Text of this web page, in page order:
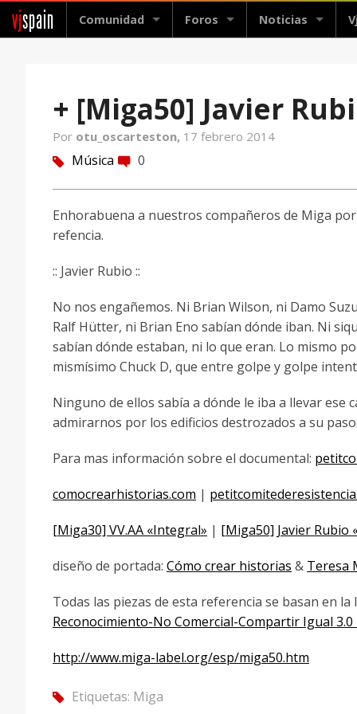
vjspain Comunidad Foros Noticias
+ [Miga50] Javier
Por otu_oscarteston, 17 febrero 2014
tag Música comment 0
Enhorabuena a nuestros compañeros de Miga
refencia.
:: Javier Rubio ::
No nos engañemos. Ni Brian Wilson, ni Damo
Ralf Hütter, ni Brian Eno sabían dónde iban. Ni
sabían dónde estaban, ni lo que eran. Lo mismo
mismísimo Chuck D, que entre golpe y golpe
Ninguno de ellos sabía a dónde le iba a llevar ese
admirarnos por los edificios destrozados a su
Para mas información sobre el documental:
comocrearhistorias.com |
[Miga30] VV.AA «Integral» | [Miga50] Javier Rubio
diseño de portada: Cómo crear historias & Teresa
Todas las piezas de esta referencia se basan en la
Reconocimiento-No Comercial-Compartir Igual
http://www.miga-label.org/esp/miga50.htm
tag Etiquetas: Miga